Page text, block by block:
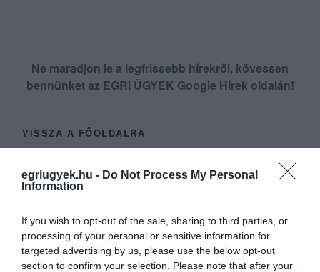
egriugyek.hu - Do Not Process My Personal
Information
If you wish to opt-out of the sale, sharing to third parties, or
processing of your personal or sensitive information for
targeted advertising by us, please use the below opt-out
section to confirm your selection. Please note that after your
Ne maradjon le a legfrissebb hírekről, kövessen
bennünket az EGRI ÜGYEK Google Hírek oldalán!
VISSZA A FŐOLDALRA
Legfrissebb híreink